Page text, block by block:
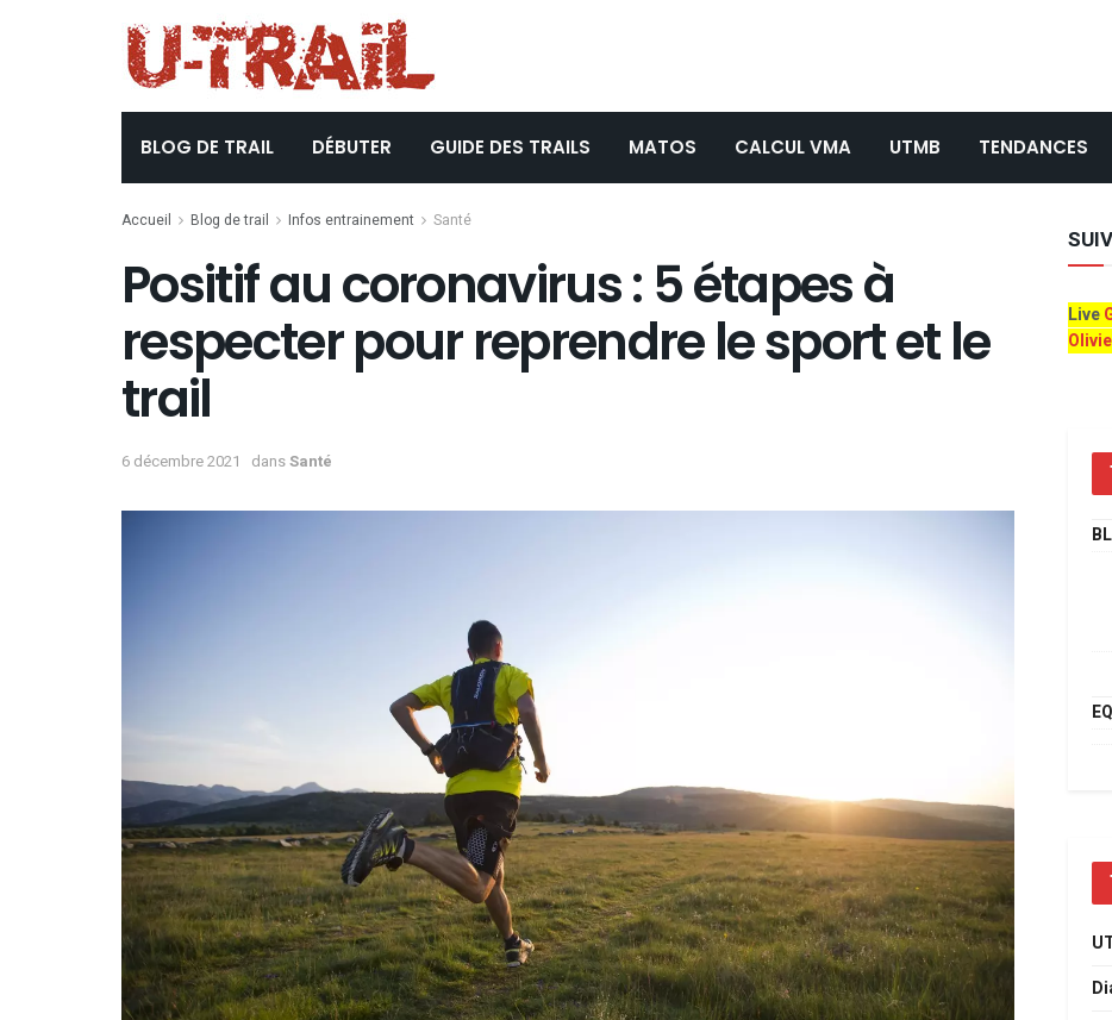
BLOG DE TRAIL DÉBUTER GUIDE DES TRAILS MATOS CALCUL VMA UTMB TENDANCES
Accueil Blog de trail Infos entrainement Santé
Positif au coronavirus : 5 étapes à
respecter pour reprendre le sport et le
trail
6 décembre 2021 dansSanté
Live